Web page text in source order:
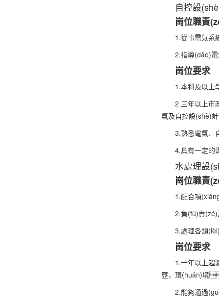
自控設
崗位職責
1.從事電氣
2.指導(dǎo)
崗位要求
1.本科及以
2.三年以上市
氣及自控設(shè)
3.熟悉電氣
4.具有一定的
水處理設
崗位職責
1.配合項
2.負(fù)責
3.處理各類
崗位要求
1.一年以上
歷，環(huán)境
2.能夠通過